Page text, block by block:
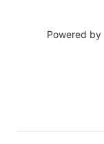
Powered by